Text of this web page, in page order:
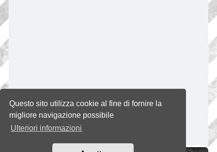
Questo sito utilizza cookie al fine di fornire la
migliore navigazione possibile
Ulteriori informazioni